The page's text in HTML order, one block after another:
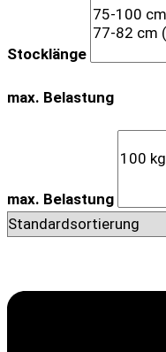
Stocklänge
max. Belastung
max. Belastung